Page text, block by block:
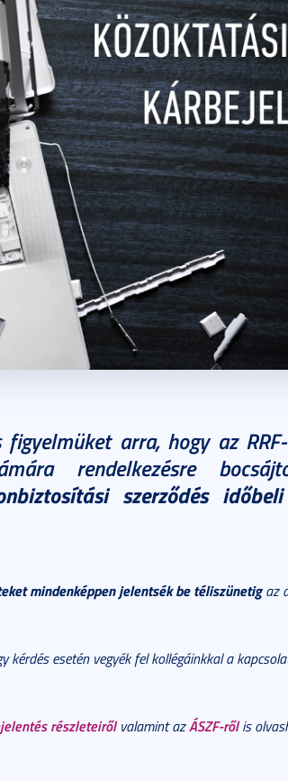
arra, hogy az
rendelkezésre
szerződés
mindenképpen jelentsék be téliszünetigaz
kérdés esetén vegyék fel kollégáinkkal a
részleteirőlvalamint azÁSZF-rőlis